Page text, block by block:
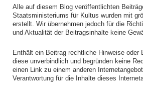
Alle auf diesem Blog veröffentlichten
Staatsministeriums für Kultus wurden mit
erstellt. Wir übernehmen jedoch für die
und Aktualität der Beitragsinhalte keine
Enthält ein Beitrag rechtliche Hinweise oder
diese unverbindlich und begründen keine
einen Link zu einem anderen
Verantwortung für die Inhalte dieses